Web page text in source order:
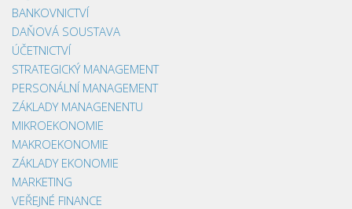
BANKOVNICTVÍ
DAŇOVÁ SOUSTAVA
ÚČETNICTVÍ
STRATEGICKÝ MANAGEMENT
PERSONÁLNÍ MANAGEMENT
ZÁKLADY MANAGENENTU
MIKROEKONOMIE
MAKROEKONOMIE
ZÁKLADY EKONOMIE
MARKETING
VEŘEJNÉ FINANCE